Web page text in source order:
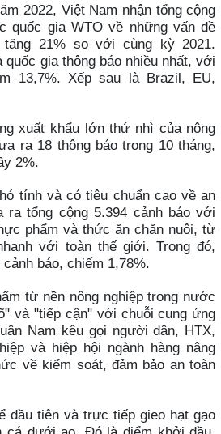
2022, Việt Nam nhận tổng cộng
quốc gia WTO về những vấn đề
tăng 21% so với cùng kỳ 2021.
quốc gia thông báo nhiều nhất, với
13,7%. Xếp sau là Brazil, EU,
xuất khẩu lớn thứ nhì của nông
ra 18 thông báo trong 10 tháng,
2%.
tính và có tiêu chuẩn cao về an
ra tổng cộng 5.394 cảnh báo với
phẩm và thức ăn chăn nuôi, từ
với toàn thế giới. Trong đó,
báo, chiếm 1,78%.
từ nền nông nghiệp trong nước
và "tiếp cận" với chuỗi cung ứng
Nam kêu gọi người dân, HTX,
và hiệp hội ngành hàng nâng
về kiểm soát, đảm bảo an toàn
đầu tiên và trực tiếp gieo hạt gạo